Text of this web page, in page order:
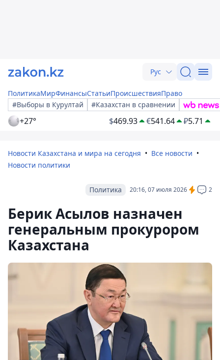
Рус
ПолитикаМирФинансыСтатьиПроисшествияПраво
#Выборы в Курултай
#Казахстан в сравнении
+27° $469.93 €541.64 ₽5.71
Новости Казахстана и мира на сегодня
Все новости
Новости политики
20:16, 07 июля 2026 2
Политика
Берик Асылов назначен
генеральным прокурором
Казахстана